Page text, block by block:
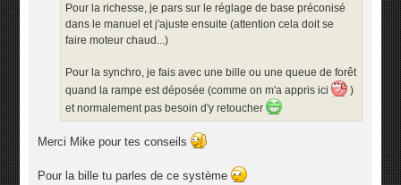
Pour la richesse, je pars sur le réglage de base préconisé
dans le manuel et j'ajuste ensuite (attention cela doit se
faire moteur chaud...)
Pour la synchro, je fais avec une bille ou une queue de forêt
quand la rampe est déposée (comme on m'a appris ici
)
et normalement pas besoin d'y retoucher
Merci Mike pour tes conseils
Pour la bille tu parles de ce système